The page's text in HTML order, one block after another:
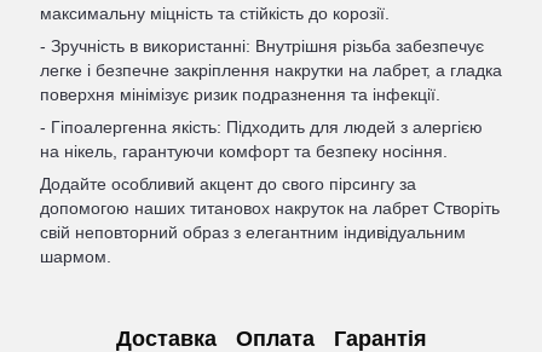
максимальну міцність та стійкість до корозії.
- Зручність в використанні: Внутрішня різьба забезпечує
легке і безпечне закріплення накрутки на лабрет, а гладка
поверхня мінімізує ризик подразнення та інфекції.
- Гіпоалергенна якість: Підходить для людей з алергією
на нікель, гарантуючи комфорт та безпеку носіння.
Додайте особливий акцент до свого пірсингу за
допомогою наших титановох накруток на лабрет Створіть
свій неповторний образ з елегантним індивідуальним
шармом.
Доставка Оплата Гарантія